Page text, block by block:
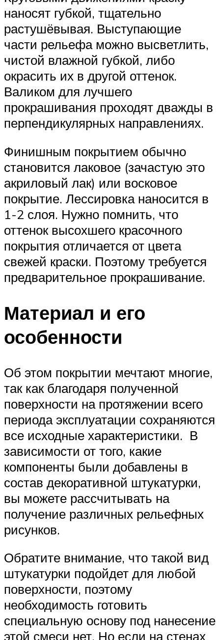
наносят губкой, тщательно
растушёвывая. Выступающие
части рельефа можно высветлить,
чистой влажной губкой, либо
окрасить их в другой оттенок.
Валиком для лучшего
прокрашивания проходят дважды в
перпендикулярных направлениях.
Финишным покрытием обычно
становится лаковое (зачастую это
акриловый лак) или восковое
покрытие. Лессировка наносится в
1-2 слоя. Нужно помнить, что
оттенок высохшего красочного
покрытия отличается от цвета
свежей краски. Поэтому требуется
предварительное прокрашивание.
Материал и его
особенности
Об этом покрытии мечтают многие,
так как благодаря полученной
поверхности на протяжении всего
периода эксплуатации сохраняются
все исходные характеристики. В
зависимости от того, какие
компоненты были добавлены в
состав декоративной штукатурки,
вы можете рассчитывать на
получение различных рельефных
рисунков.
Обратите внимание, что такой вид
штукатурки подойдет для любой
поверхности, поэтому
необходимость готовить
специальную основу под нанесение
этой смеси нет. Но если на стенах